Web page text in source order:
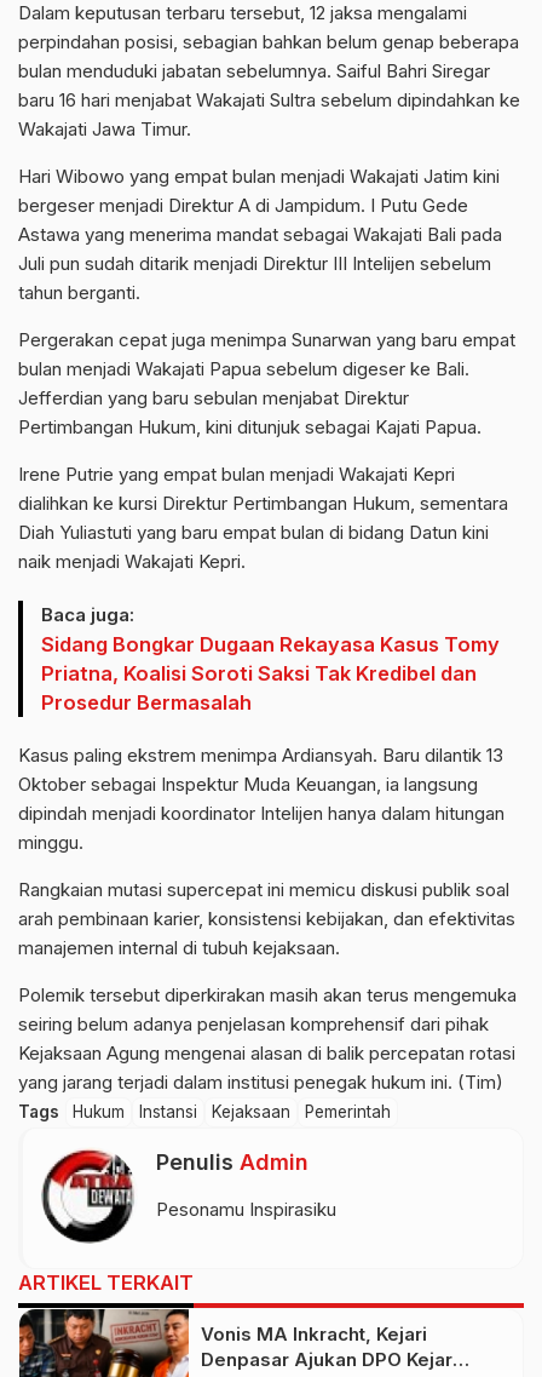
Dalam keputusan terbaru tersebut, 12 jaksa mengalami
perpindahan posisi, sebagian bahkan belum genap beberapa
bulan menduduki jabatan sebelumnya. Saiful Bahri Siregar
baru 16 hari menjabat Wakajati Sultra sebelum dipindahkan ke
Wakajati Jawa Timur.
Hari Wibowo yang empat bulan menjadi Wakajati Jatim kini
bergeser menjadi Direktur A di Jampidum. I Putu Gede
Astawa yang menerima mandat sebagai Wakajati Bali pada
Juli pun sudah ditarik menjadi Direktur III Intelijen sebelum
tahun berganti.
Pergerakan cepat juga menimpa Sunarwan yang baru empat
bulan menjadi Wakajati Papua sebelum digeser ke Bali.
Jefferdian yang baru sebulan menjabat Direktur
Pertimbangan Hukum, kini ditunjuk sebagai Kajati Papua.
Irene Putrie yang empat bulan menjadi Wakajati Kepri
dialihkan ke kursi Direktur Pertimbangan Hukum, sementara
Diah Yuliastuti yang baru empat bulan di bidang Datun kini
naik menjadi Wakajati Kepri.
Baca juga:
Sidang Bongkar Dugaan Rekayasa Kasus Tomy
Priatna, Koalisi Soroti Saksi Tak Kredibel dan
Prosedur Bermasalah
Kasus paling ekstrem menimpa Ardiansyah. Baru dilantik 13
Oktober sebagai Inspektur Muda Keuangan, ia langsung
dipindah menjadi koordinator Intelijen hanya dalam hitungan
minggu.
Rangkaian mutasi supercepat ini memicu diskusi publik soal
arah pembinaan karier, konsistensi kebijakan, dan efektivitas
manajemen internal di tubuh kejaksaan.
Polemik tersebut diperkirakan masih akan terus mengemuka
seiring belum adanya penjelasan komprehensif dari pihak
Kejaksaan Agung mengenai alasan di balik percepatan rotasi
yang jarang terjadi dalam institusi penegak hukum ini. (Tim)
Tags Hukum Instansi Kejaksaan Pemerintah
Penulis Admin
Pesonamu Inspirasiku
ARTIKEL TERKAIT
Vonis MA Inkracht, Kejari
Denpasar Ajukan DPO Kejar